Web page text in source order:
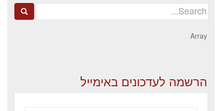
Search
Array
הרשמה לעדכונים באימייל